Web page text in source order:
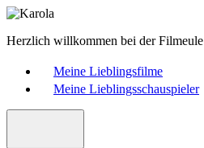
Herzlich willkommen bei der Filmeule
Meine Lieblingsfilme
Meine Lieblingsschauspieler